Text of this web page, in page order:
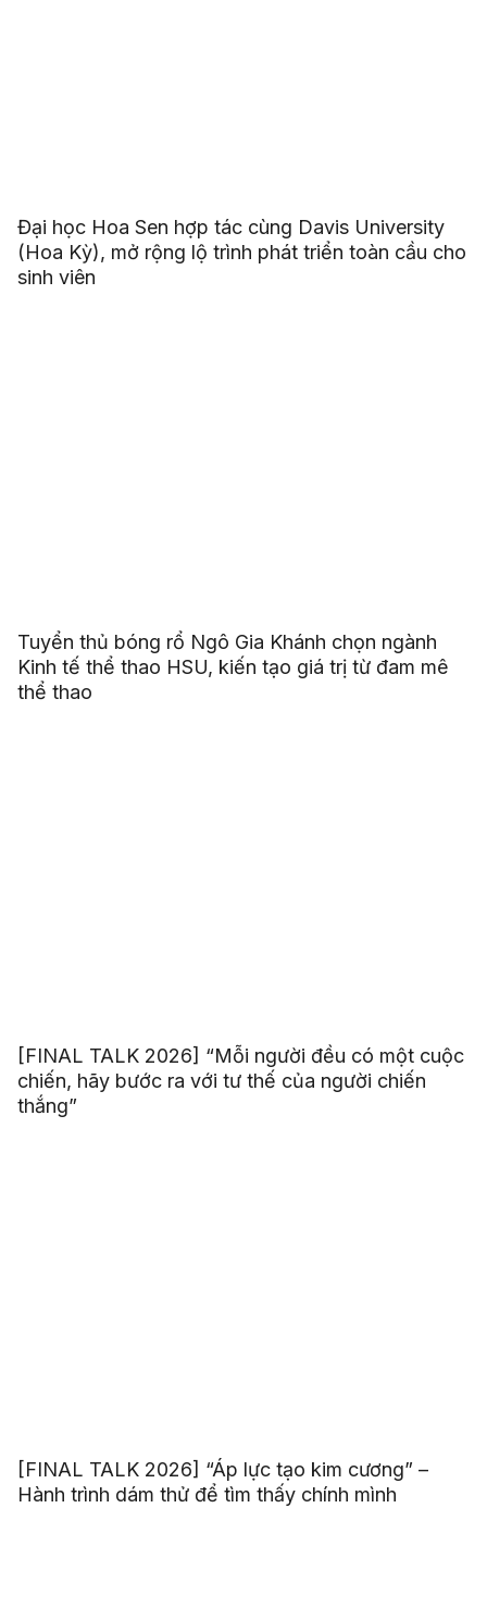
Đại học Hoa Sen hợp tác cùng Davis University
(Hoa Kỳ), mở rộng lộ trình phát triển toàn cầu cho
sinh viên
Tuyển thủ bóng rổ Ngô Gia Khánh chọn ngành
Kinh tế thể thao HSU, kiến tạo giá trị từ đam mê
thể thao
[FINAL TALK 2026] “Mỗi người đều có một cuộc
chiến, hãy bước ra với tư thế của người chiến
thắng”
[FINAL TALK 2026] “Áp lực tạo kim cương” –
Hành trình dám thử để tìm thấy chính mình